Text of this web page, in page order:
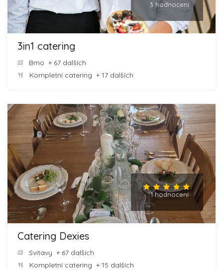
3 hodnocení
3in1 catering
Brno + 67 dalších
Kompletní catering + 17 dalších
1 hodnocení
Catering Dexies
Svitavy + 67 dalších
Kompletní catering + 15 dalších